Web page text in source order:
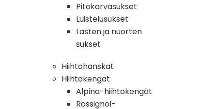
Pitokarvasukset
Luistelusukset
Lasten ja nuorten
sukset
Hiihtohanskat
Hiihtokengät
Alpina-hiihtokengät
Rossignol-